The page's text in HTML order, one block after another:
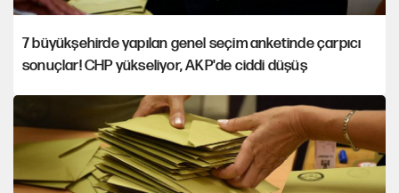
7 büyükşehirde yapılan genel seçim anketinde çarpıcı
sonuçlar! CHP yükseliyor, AKP'de ciddi düşüş